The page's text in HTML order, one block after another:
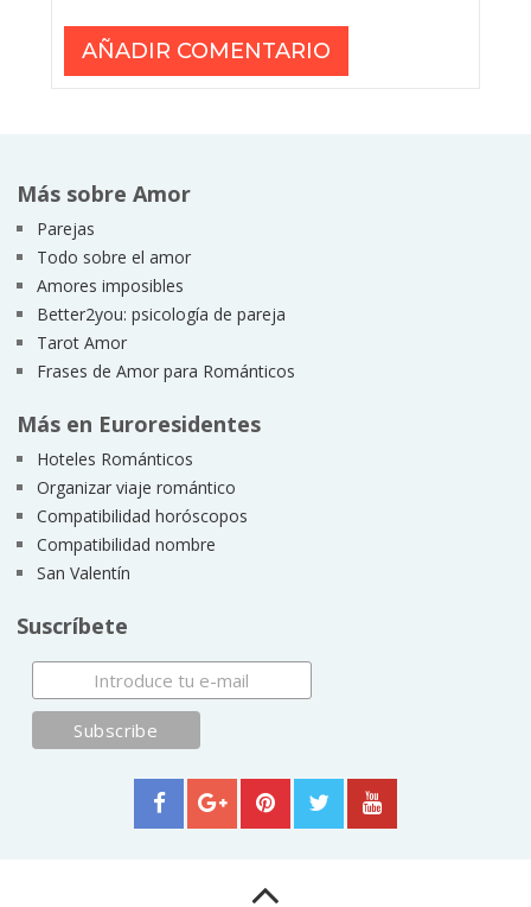
Más sobre Amor
Parejas
Todo sobre el amor
Amores imposibles
Better2you: psicología de pareja
Tarot Amor
Frases de Amor para Románticos
Más en Euroresidentes
Hoteles Románticos
Organizar viaje romántico
Compatibilidad horóscopos
Compatibilidad nombre
San Valentín
Suscríbete